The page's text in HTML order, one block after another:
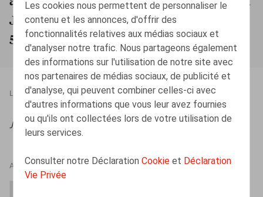
Les cookies nous permettent de personnaliser le
contenu et les annonces, d'offrir des
fonctionnalités relatives aux médias sociaux et
d'analyser notre trafic. Nous partageons également
des informations sur l'utilisation de notre site avec
nos partenaires de médias sociaux, de publicité et
d'analyse, qui peuvent combiner celles-ci avec
d'autres informations que vous leur avez fournies
ou qu'ils ont collectées lors de votre utilisation de
leurs services.
Consulter notre DéclarationCookie et Déclaration
Vie Privée
Justitie van 22 februari 2024 (zaak C-
589/22)
LEGAL MAGAZINES 30.09.2024
JTT , 2024/20, pp. 365 – 370
AUTEURS